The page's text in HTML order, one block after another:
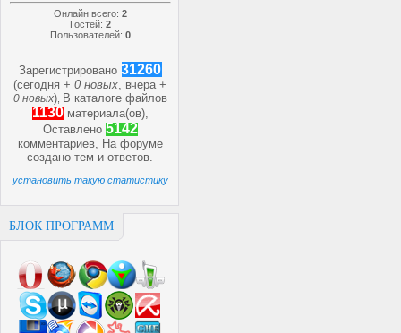
Онлайн всего: 2
Гостей: 2
Пользователей: 0
Зарегистрировано 31260
(сегодня +0 новых, вчера +
0 новых) В каталоге файлов
1130 материала(ов),
Оставлено 5142
комментариев, На форуме
созданотем иответов.
установить такую статистику
БЛОК ПРОГРАММ